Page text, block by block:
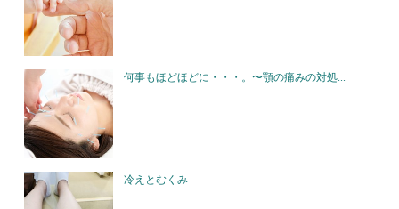
何事もほどほどに・・・。〜顎の痛みの対処...
冷えとむくみ